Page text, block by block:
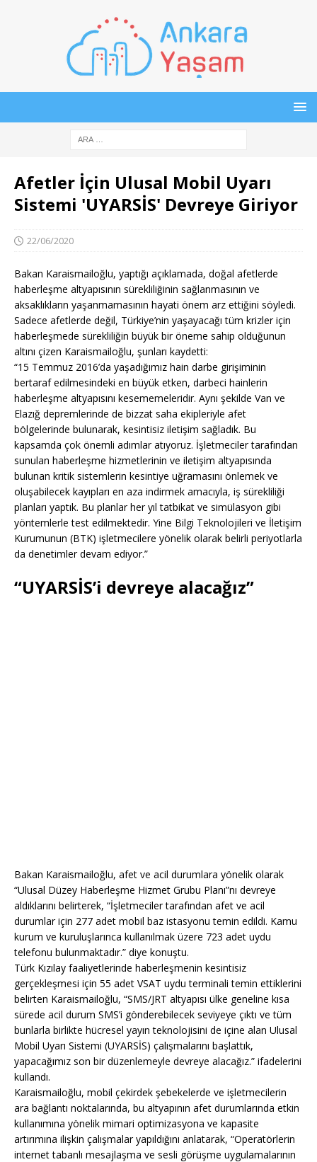
Afetler İçin Ulusal Mobil Uyarı
Sistemi 'UYARSİS' Devreye Giriyor
22/06/2020
Bakan Karaismailoğlu, yaptığı açıklamada, doğal afetlerde
haberleşme altyapısının sürekliliğinin sağlanmasının ve
aksaklıkların yaşanmamasının hayati önem arz ettiğini söyledi.
Sadece afetlerde değil, Türkiye’nin yaşayacağı tüm krizler için
haberleşmede sürekliliğin büyük bir öneme sahip olduğunun
altını çizen Karaismailoğlu, şunları kaydetti:
“15 Temmuz 2016’da yaşadığımız hain darbe girişiminin
bertaraf edilmesindeki en büyük etken, darbeci hainlerin
haberleşme altyapısını kesememeleridir. Aynı şekilde Van ve
Elazığ depremlerinde de bizzat saha ekipleriyle afet
bölgelerinde bulunarak, kesintisiz iletişim sağladık. Bu
kapsamda çok önemli adımlar atıyoruz. İşletmeciler tarafından
sunulan haberleşme hizmetlerinin ve iletişim altyapısında
bulunan kritik sistemlerin kesintiye uğramasını önlemek ve
oluşabilecek kayıpları en aza indirmek amacıyla, iş sürekliliği
planları yaptık. Bu planlar her yıl tatbikat ve simülasyon gibi
yöntemlerle test edilmektedir. Yine Bilgi Teknolojileri ve İletişim
Kurumunun (BTK) işletmecilere yönelik olarak belirli periyotlarla
da denetimler devam ediyor.”
“UYARSİS’i devreye alacağız”
Bakan Karaismailoğlu, afet ve acil durumlara yönelik olarak
“Ulusal Düzey Haberleşme Hizmet Grubu Planı”nı devreye
aldıklarını belirterek, “İşletmeciler tarafından afet ve acil
durumlar için 277 adet mobil baz istasyonu temin edildi. Kamu
kurum ve kuruluşlarınca kullanılmak üzere 723 adet uydu
telefonu bulunmaktadır.” diye konuştu.
Türk Kızılay faaliyetlerinde haberleşmenin kesintisiz
gerçekleşmesi için 55 adet VSAT uydu terminali temin ettiklerini
belirten Karaismailoğlu, “SMS/JRT altyapısı ülke geneline kısa
sürede acil durum SMS’i gönderebilecek seviyeye çıktı ve tüm
bunlarla birlikte hücresel yayın teknolojisini de içine alan Ulusal
Mobil Uyarı Sistemi (UYARSİS) çalışmalarını başlattık,
yapacağımız son bir düzenlemeyle devreye alacağız.” ifadelerini
kullandı.
Karaismailoğlu, mobil çekirdek şebekelerde ve işletmecilerin
ara bağlantı noktalarında, bu altyapının afet durumlarında etkin
kullanımına yönelik mimari optimizasyona ve kapasite
artırımına ilişkin çalışmalar yapıldığını anlatarak, “Operatörlerin
internet tabanlı mesajlaşma ve sesli görüşme uygulamalarının